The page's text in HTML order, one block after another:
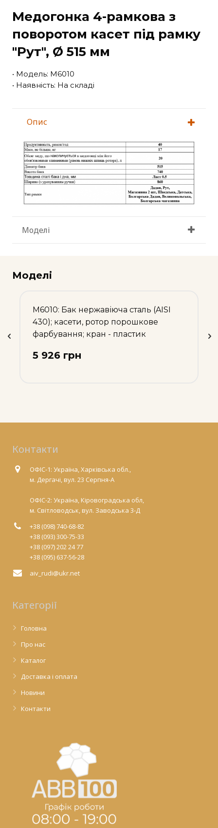
Медогонка 4-рамкова з
поворотом касет під рамку
"Рут", Ø 515 мм
• Модель: М6010
• Наявність: На складі
Опис
Моделі
Моделі
М6010: Бак нержавіюча сталь (AISI
430); касети, ротор порошкове
фарбування; кран - пластик
5 926 грн
Контакти
ОФІС-1: Україна, Харківська обл.,
м. Дергачі, вул. 23 Серпня-А
ОФІС-2: Україна, Кіровоградська обл,
м. Світловодськ, вул. Заводська 3-Д
+38 (098) 740-68-82
+38 (093) 300-75-33
+38 (097) 202 24 77
+38 (095) 637-56-28
aiv_rudi@ukr.net
Категорії
Головна
Про нас
Каталог
Доставка і оплата
Новини
Контакти